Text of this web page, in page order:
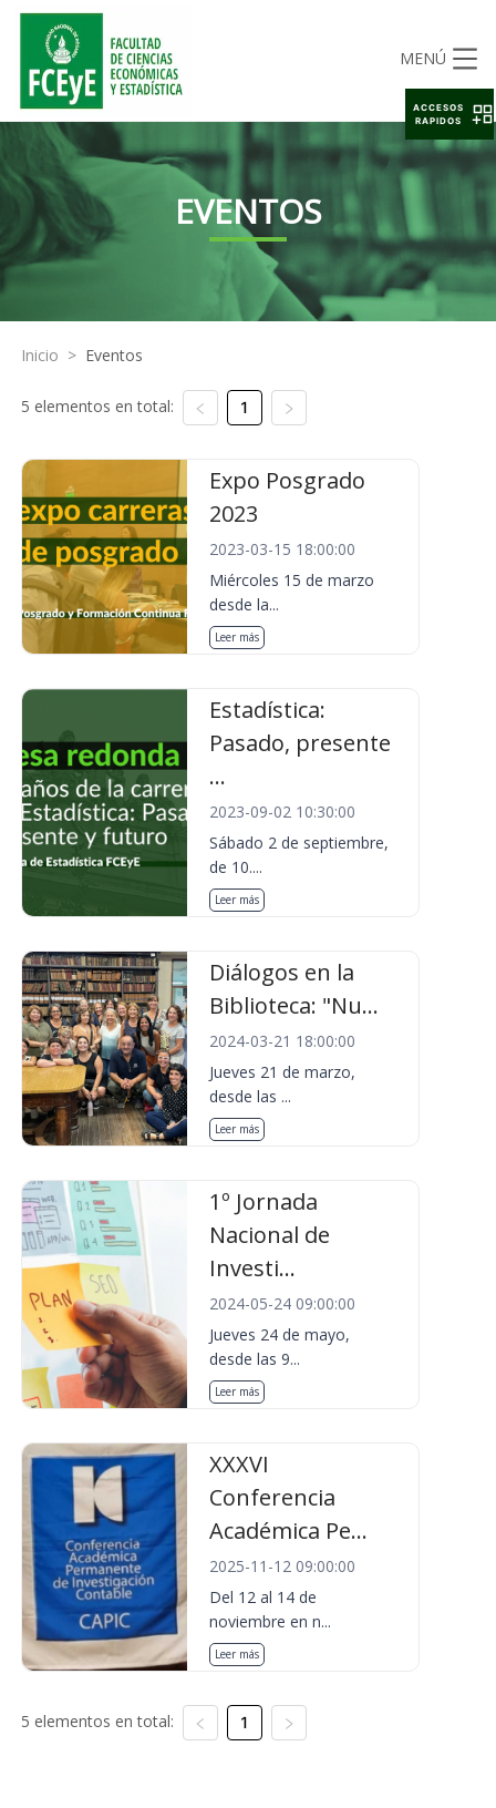
MENÚ
EVENTOS
Inicio > Eventos
5 elementos en total: 1
Expo Posgrado
2023
2023-03-15 18:00:00
Miércoles 15 de marzo
desde la...
Leer más
Estadística:
Pasado, presente
...
2023-09-02 10:30:00
Sábado 2 de septiembre,
de 10....
Leer más
Diálogos en la
Biblioteca: "Nu...
2024-03-21 18:00:00
Jueves 21 de marzo,
desde las ...
Leer más
1º Jornada
Nacional de
Investi...
2024-05-24 09:00:00
Jueves 24 de mayo,
desde las 9...
Leer más
XXXVI
Conferencia
Académica Pe...
2025-11-12 09:00:00
Del 12 al 14 de
noviembre en n...
Leer más
5 elementos en total: 1
ACCESOS
RAPIDOS